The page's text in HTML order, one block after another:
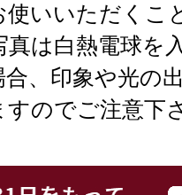
使いいただくこ
真は白熱電球を
、印象や光の
のでご注意下